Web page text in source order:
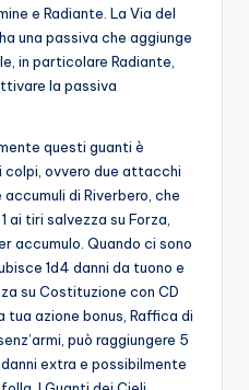
e Radiante. La Via del
una passiva che aggiunge
in particolare Radiante,
la passiva
questi guanti è
ovvero due attacchi
di Riverbero, che
ai tiri salvezza su Forza,
accumulo. Quando ci sono
1d4 danni da tuono e
su Costituzione con CD
tua azione bonus, Raffica di
può raggiungere 5
extra e possibilmente